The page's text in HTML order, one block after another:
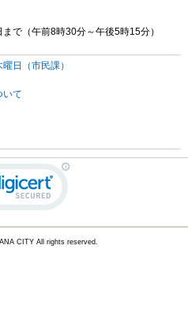
で（午前8時30分～午後5時15分）
日（市民課）
いて
CITY All rights reserved.